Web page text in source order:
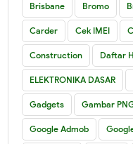
Brisbane Bromo
Carder Cek IMEI
Construction Daftar
ELEKTRONIKA DASAR
Gadgets Gambar
Google Admob